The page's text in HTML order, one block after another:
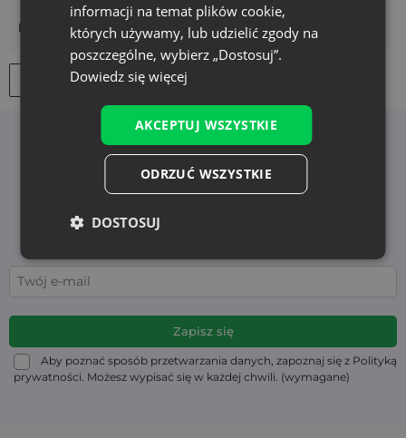
Pokaż więcej
Filtry
Newsletter
Zapisz się do newslettera i bądź na bieżąco z
Edukacja i nowości - bez zbędnego spamu. Bądź z
Aby poznać sposób przetwarzania danych, zapoznaj się z Polityką
prywatności. Możesz wypisać się w każdej chwili. (wymagane)
informacji na temat plików cookie,
których używamy, lub udzielić zgody na
poszczególne, wybierz „Dostosuj”.
Dowiedz się więcej
AKCEPTUJ WSZYSTKIE
ODRZUĆ WSZYSTKIE
DOSTOSUJ